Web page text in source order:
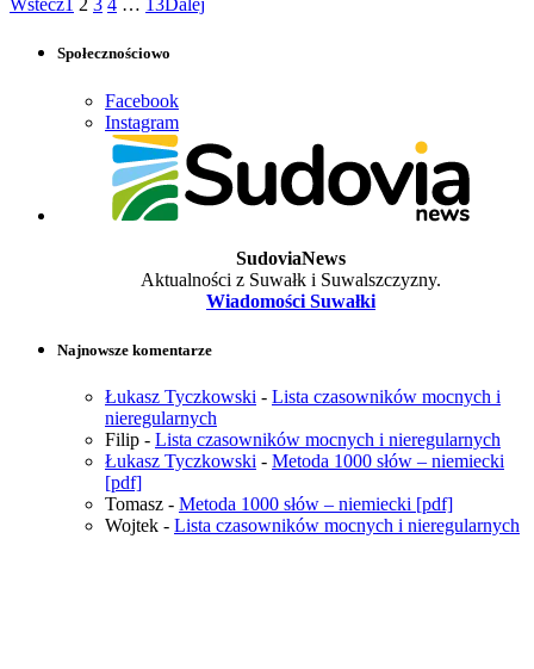
Wstecz1 2 3 4 … 13Dalej
Społecznościowo
Facebook
Instagram
SudoviaNews
Aktualności z Suwałk i Suwalszczyzny.
Wiadomości Suwałki
Najnowsze komentarze
Łukasz Tyczkowski - Lista czasowników mocnych i
nieregularnych
Filip - Lista czasowników mocnych i nieregularnych
Łukasz Tyczkowski - Metoda 1000 słów – niemiecki
[pdf]
Tomasz - Metoda 1000 słów – niemiecki [pdf]
Wojtek - Lista czasowników mocnych i nieregularnych